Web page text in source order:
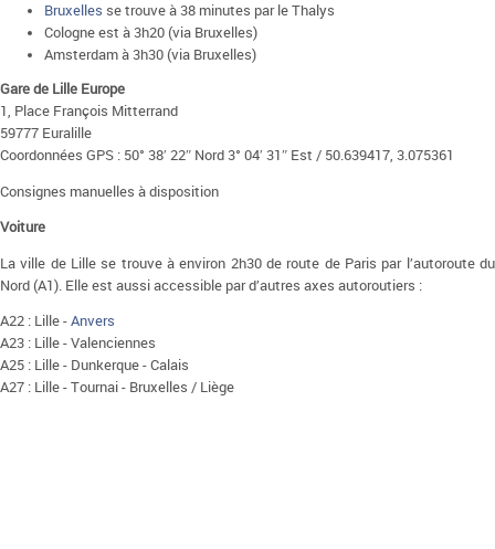
Bruxelles se trouve à 38 minutes par le Thalys
Cologne est à 3h20 (via Bruxelles)
Amsterdam à 3h30 (via Bruxelles)
Gare de Lille Europe
1, Place François Mitterrand
59777 Euralille
Coordonnées GPS : 50° 38′ 22″ Nord 3° 04′ 31″ Est / 50.639417, 3.075361
Consignes manuelles à disposition
Voiture
La ville de Lille se trouve à environ 2h30 de route de Paris par l’autoroute du
Nord (A1). Elle est aussi accessible par d’autres axes autoroutiers :
A22 : Lille -Anvers
A23 : Lille - Valenciennes
A25 : Lille - Dunkerque - Calais
A27 : Lille - Tournai - Bruxelles / Liège